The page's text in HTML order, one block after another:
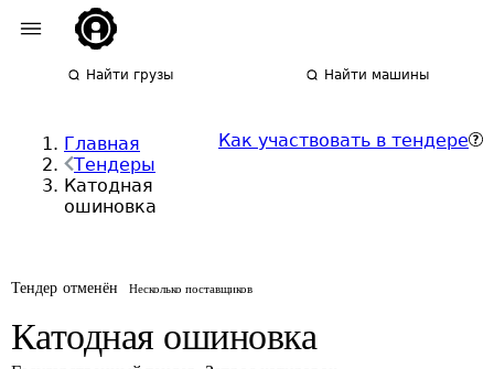
Найти грузы Найти машины
Главная
Тендеры
Катодная
ошиновка
Как участвовать в тендере
Тендер отменён Несколько поставщиков
Катодная ошиновка